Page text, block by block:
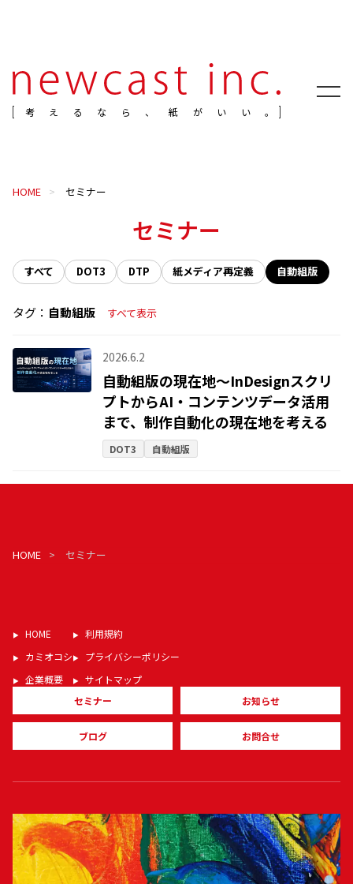
考えるなら、紙がいい。
DOT3
ばらばら。 ネットワーク愛知
HOME セミナー
セミナー
すべて DOT3 DTP 紙メディア再定義 自動組版
タグ： 自動組版 すべて表示
2026.6.2
自動組版の現在地〜InDesignスクリ
プトからAI・コンテンツデータ活用
まで、制作自動化の現在地を考える
DOT3 自動組版
HOME セミナー
HOME
カミオコシ
企業概要
利用規約
プライバシーポリシー
サイトマップ
セミナー
お知らせ
ブログ お問合せ